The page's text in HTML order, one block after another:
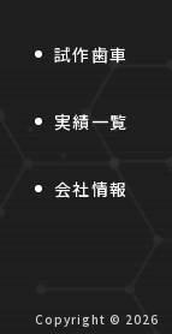
試作歯車
実績一覧
会社情報
Copyright © 2026